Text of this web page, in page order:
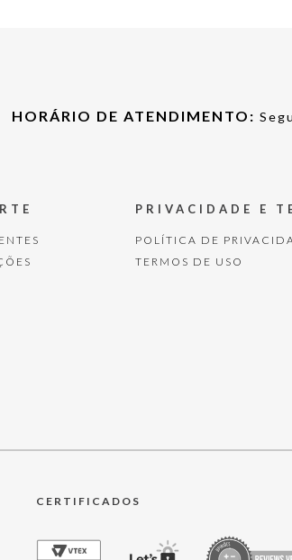
HORÁRIO DE ATENDIMENTO:
PRIVACIDADE E
POLÍTICA DE
TERMOS DE USO
CERTIFICADOS